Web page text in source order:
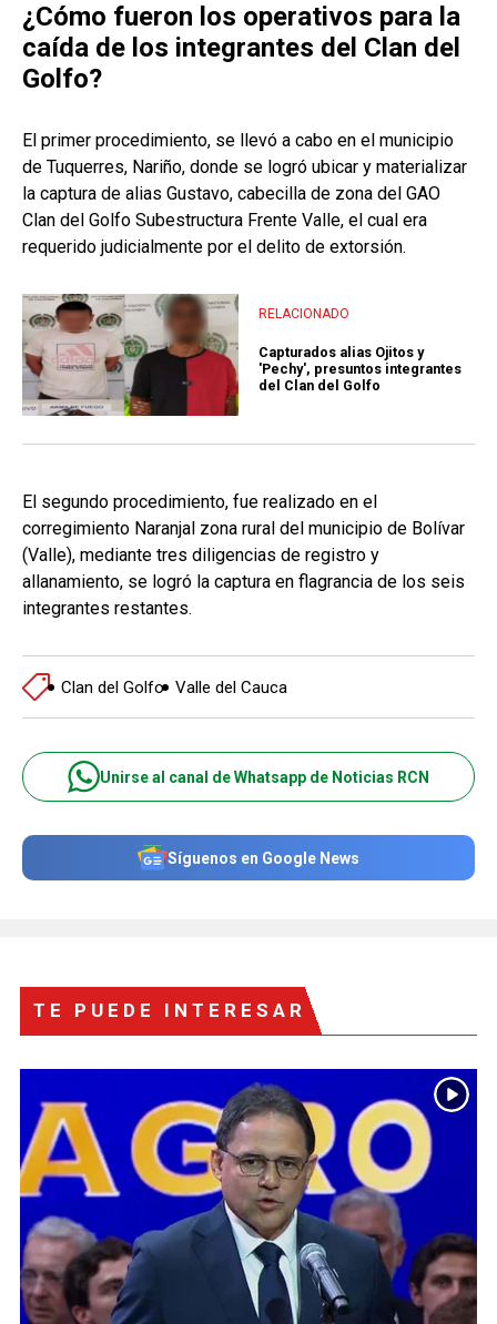
¿Cómo fueron los operativos para la
caída de los integrantes del Clan del
Golfo?
El primer procedimiento, se llevó a cabo en el municipio
de Tuquerres, Nariño, donde se logró ubicar y materializar
la captura de alias Gustavo, cabecilla de zona del GAO
Clan del Golfo Subestructura Frente Valle, el cual era
requerido judicialmente por el delito de extorsión.
RELACIONADO
Capturados alias Ojitos y
'Pechy', presuntos integrantes
del Clan del Golfo
El segundo procedimiento, fue realizado en el
corregimiento Naranjal zona rural del municipio de Bolívar
(Valle), mediante tres diligencias de registro y
allanamiento, se logró la captura en flagrancia de los seis
integrantes restantes.
Clan del Golfo Valle del Cauca
Unirse al canal de Whatsapp de Noticias RCN
Síguenos en Google News
TE PUEDE INTERESAR